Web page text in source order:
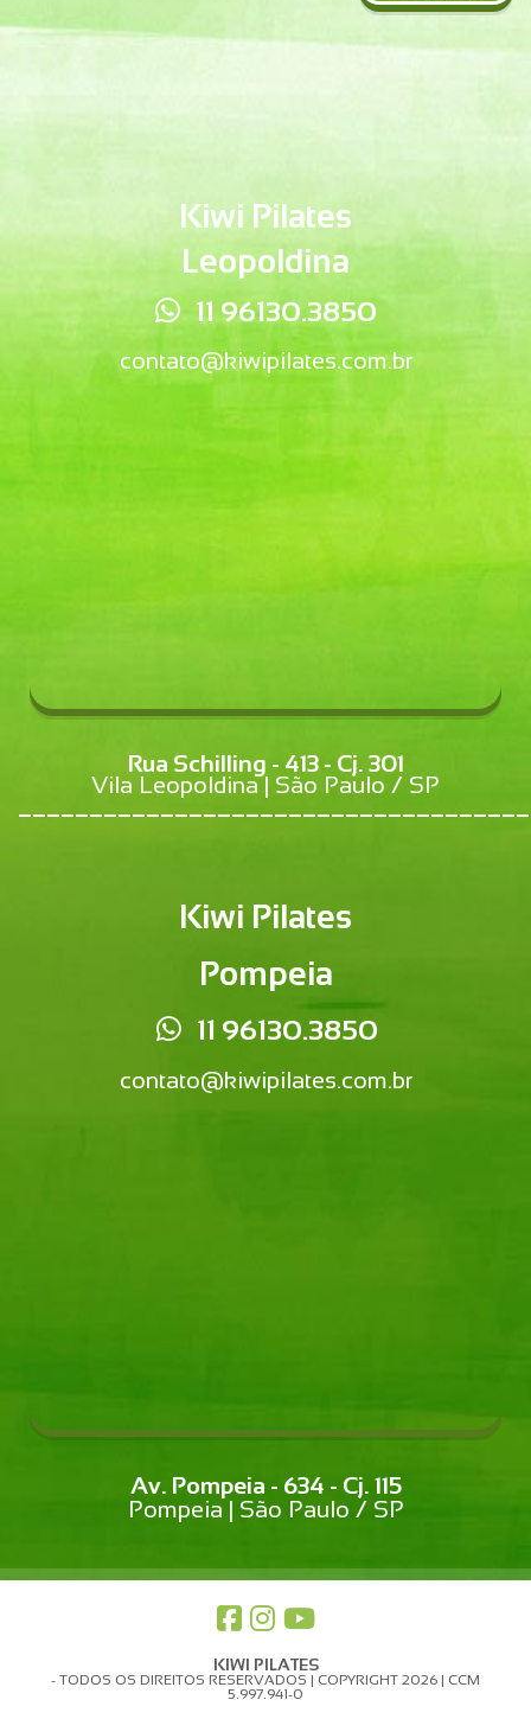
Kiwi Pilates
Leopoldina
11 96130.3850
contato@kiwipilates.com.br
Rua Schilling - 413 - Cj. 301
Vila Leopoldina | São Paulo / SP
Kiwi Pilates
Pompeia
11 96130.3850
contato@kiwipilates.com.br
Av. Pompeia - 634 - Cj. 115
Pompeia | São Paulo / SP
KIWI PILATES
- TODOS OS DIREITOS RESERVADOS | COPYRIGHT 2026 | CCM
5.997.941-0